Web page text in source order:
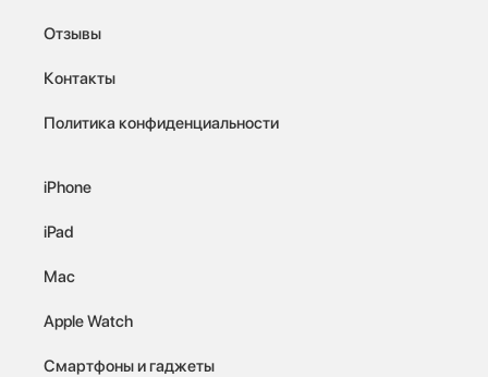
Отзывы
Контакты
Политика конфиденциальности
iPhone
iPad
Mac
Apple Watch
Смартфоны и гаджеты